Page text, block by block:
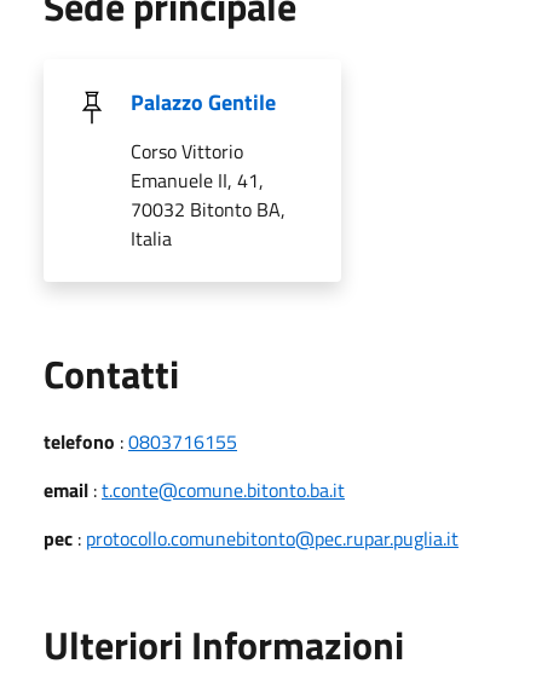
Palazzo Gentile
Corso Vittorio
Emanuele II, 41,
70032 Bitonto BA,
Italia
Contatti
telefono :0803716155
email :t.conte@comune.bitonto.ba.it
pec : protocollo.comunebitonto@pec.rupar.puglia.it
Ulteriori Informazioni